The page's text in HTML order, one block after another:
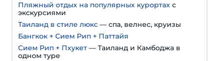
Пляжный отдых на популярных курортах с
экскурсиями
Таиланд в стиле люкс — спа, велнес, круизы
Бангкок + Сием Рип + Паттайя
Сием Рип + Пхукет — Таиланд и Камбоджа в
одном туре